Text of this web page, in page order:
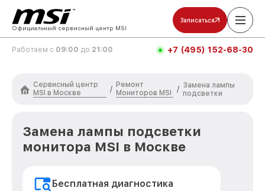
Официальный сервисный центр MSI
Записаться
Работаем с 09:00 до 21:00 +7 (495) 152-68-30
Сервисный центр
MSI в Москве
/
Ремонт
Мониторов MSI
/ Замена лампы
подсветки
Замена лампы подсветки
монитора MSI в Москве
Бесплатная диагностика